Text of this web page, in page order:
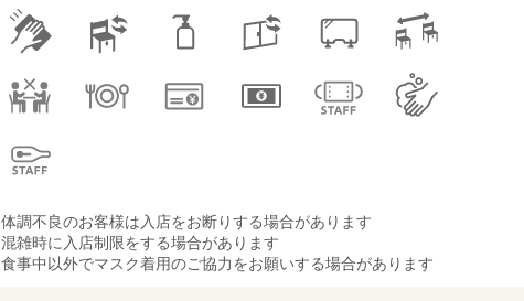
体調不良のお客様は入店をお断りする場合があります
混雑時に入店制限をする場合があります
食事中以外でマスク着用のご協力をお願いする場合があります